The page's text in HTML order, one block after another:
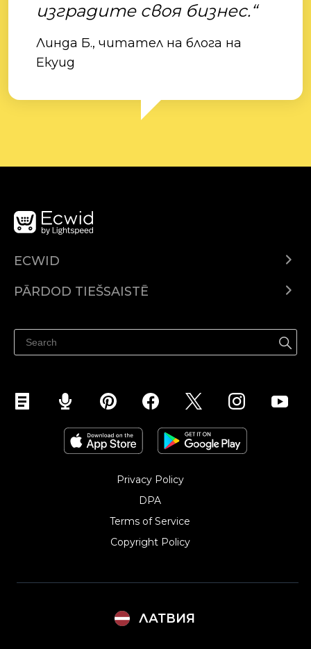
изградите своя бизнес.“
Линда Б., читател на блога на
Екуид
ECWID
Izcenojumi
PĀRDOD TIEŠSAISTĒ
Pārdod Facebook
Pārdod Instagram
Privacy Policy
DPA
Terms of Service
Copyright Policy‎
ЛАТВИЯ